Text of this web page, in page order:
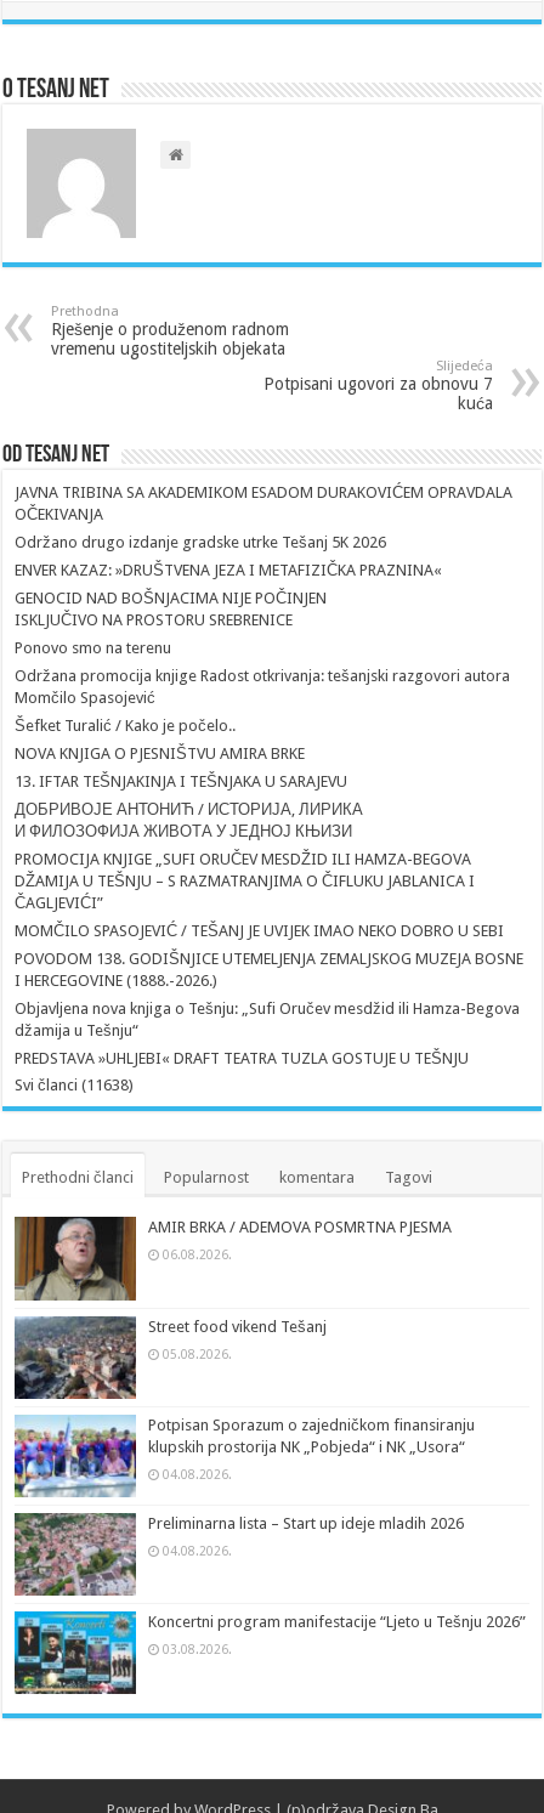
O Tesanj Net
Prethodna
Rješenje o produženom radnom
vremenu ugostiteljskih objekata
Slijedeća
Potpisani ugovori za obnovu 7
kuća
Od Tesanj Net
JAVNA TRIBINA SA AKADEMIKOM ESADOM DURAKOVIĆEM OPRAVDALA
OČEKIVANJA
Održano drugo izdanje gradske utrke Tešanj 5K 2026
ENVER KAZAZ: »DRUŠTVENA JEZA I METAFIZIČKA PRAZNINA«
GENOCID NAD BOŠNJACIMA NIJE POČINJEN
ISKLJUČIVO NA PROSTORU SREBRENICE
Ponovo smo na terenu
Održana promocija knjige Radost otkrivanja: tešanjski razgovori autora
Momčilo Spasojević
Šefket Turalić / Kako je počelo..
NOVA KNJIGA O PJESNIŠTVU AMIRA BRKE
13. IFTAR TEŠNJAKINJA I TEŠNJAKA U SARAJEVU
ДОБРИВОЈЕ АНТОНИЋ / ИСТОРИЈА, ЛИРИКА
И ФИЛОЗОФИЈА ЖИВОТА У ЈЕДНОЈ КЊИЗИ
PROMOCIJA KNJIGE „SUFI ORUČEV MESDŽID ILI HAMZA-BEGOVA
DŽAMIJA U TEŠNJU – S RAZMATRANJIMA O ČIFLUKU JABLANICA I
ČAGLJEVIĆI”
MOMČILO SPASOJEVIĆ / TEŠANJ JE UVIJEK IMAO NEKO DOBRO U SEBI
POVODOM 138. GODIŠNJICE UTEMELJENJA ZEMALJSKOG MUZEJA BOSNE
I HERCEGOVINE (1888.-2026.)
Objavljena nova knjiga o Tešnju: „Sufi Oručev mesdžid ili Hamza-Begova
džamija u Tešnju“
PREDSTAVA »UHLJEBI« DRAFT TEATRA TUZLA GOSTUJE U TEŠNJU
Svi članci (11638)
Prethodni članci Popularnost komentara Tagovi
AMIR BRKA / ADEMOVA POSMRTNA PJESMA
06.08.2026.
Street food vikend Tešanj
05.08.2026.
Potpisan Sporazum o zajedničkom finansiranju
klupskih prostorija NK „Pobjeda“ i NK „Usora“
04.08.2026.
Preliminarna lista – Start up ideje mladih 2026
04.08.2026.
Koncertni program manifestacije “Ljeto u Tešnju 2026”
03.08.2026.